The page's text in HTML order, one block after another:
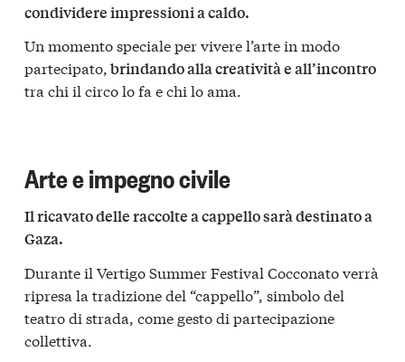
condividere impressioni a caldo.
Un momento speciale per vivere l’arte in modo
partecipato,brindando alla creatività e all’incontro
tra chi il circo lo fa e chi lo ama.
Arte e impegno civile
Il ricavato delle raccolte a cappello sarà destinato a
Gaza.
Durante il Vertigo Summer Festival Cocconato verrà
ripresa la tradizione del “cappello”, simbolo del
teatro di strada, come gesto di partecipazione
collettiva.